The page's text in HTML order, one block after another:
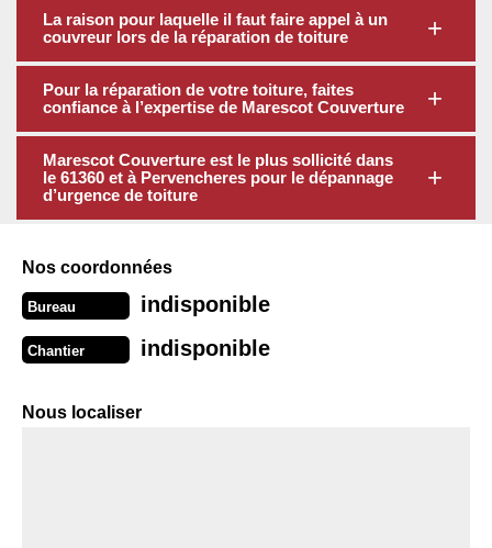
La raison pour laquelle il faut faire appel à un
couvreur lors de la réparation de toiture
Pour la réparation de votre toiture, faites
confiance à l’expertise de Marescot Couverture
Marescot Couverture est le plus sollicité dans
le 61360 et à Pervencheres pour le dépannage
d’urgence de toiture
Nos coordonnées
Bureau indisponible
Chantier indisponible
Nous localiser